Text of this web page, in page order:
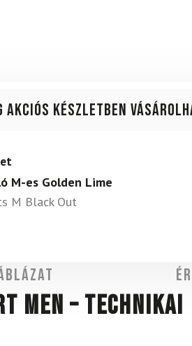
akciós készletben
M-es Golden Lime
M Black Out
Men – technikai